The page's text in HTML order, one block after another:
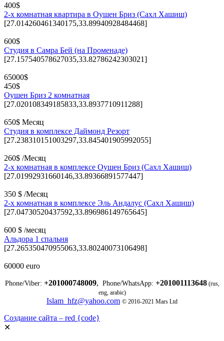
400$
2-х комнатная квартира в Оушен Бриз (Сахл Хашиш)
[27.014260461340175,33.89940928484468]
600$
Студия в Самра Бей (на Променаде)
[27.157540578627035,33.82786242303021]
65000$
450$
Оушен Бриз 2 комнатная
[27.020108349185833,33.8937710911288]
650$ Месяц
Студия в комплексе Даймонд Резорт
[27.238310151003297,33.845401905992055]
260$ /Месяц
2-х комнатная в комплексе Оушен Бриз (Сахл Хашиш)
[27.01992931660146,33.89366891577447]
350 $ /Месяц
2-х комнатная в комплексе Эль Андалус (Сахл Хашиш)
[27.04730520437592,33.896986149765645]
600 $ /месяц
Альдора 1 спальня
[27.265350470955063,33.80240073106498]
60000 euro
Phone/Viber: +201000748009, Phone/WhatsApp: +201001113648(rus,
eng, arabic)
Islam_hfz@yahoo.com © 2016-2021 Mars Ltd
Создание сайта – red {code}
✕